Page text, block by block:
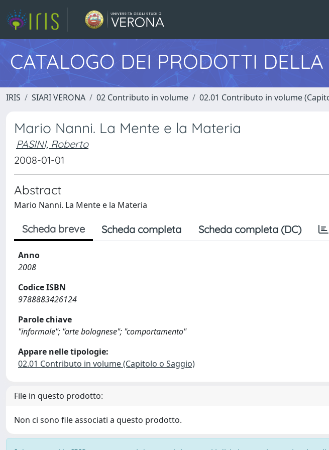
CATALOGO DEI PRODOTTI DELLA
IRIS SIARI VERONA 02 Contributo in volume 02.01 Contributo in volume
Mario Nanni. La Mente e la Materia
PASINI, Roberto
2008-01-01
Abstract
Mario Nanni. La Mente e la Materia
Scheda breve Scheda completa Scheda completa (DC)
Anno
2008
Codice ISBN
9788883426124
Parole chiave
"informale"; "arte bolognese"; "comportamento"
Appare nelle tipologie:
02.01 Contributo in volume (Capitolo o Saggio)
File in questo prodotto:
Non ci sono file associati a questo prodotto.